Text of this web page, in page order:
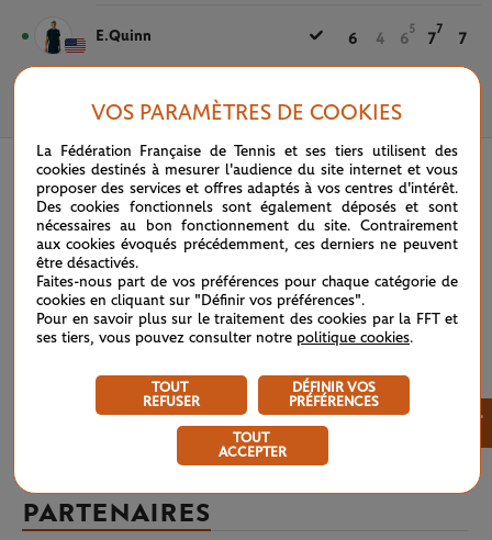
E.Quinn 6 4 6
5
7
7
7
29 MAI 2025
PARTENAIRES
VOS PARAMÈTRES DE COOKIES
La Fédération Française de Tennis et ses tiers utilisent des
cookies destinés à mesurer l'audience du site internet et vous
proposer des services et offres adaptés à vos centres d'intérêt.
Des cookies fonctionnels sont également déposés et sont
nécessaires au bon fonctionnement du site. Contrairement
aux cookies évoqués précédemment, ces derniers ne peuvent
être désactivés.
Faites-nous part de vos préférences pour chaque catégorie de
cookies en cliquant sur "Définir vos préférences".
Pour en savoir plus sur le traitement des cookies par la FFT et
ses tiers, vous pouvez consulter notre politique cookies.
TOUT
REFUSER
DÉFINIR VOS
PRÉFÉRENCES
TOUT
ACCEPTER